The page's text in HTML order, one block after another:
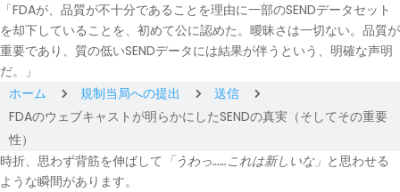
「FDAが、品質が不十分であることを理由に一部のSENDデータセット
を却下していることを、初めて公に認めた。曖昧さは一切ない。品質が
重要であり、質の低いSENDデータには結果が伴うという、明確な声明
だ。」
ホーム
5 規制当局への提出 5 送信 5
FDAのウェブキャストが明らかにしたSENDの真実（そしてその重要
性）
時折、思わず背筋を伸ばして 「うわっ……これは新しいな」 と思わせる
ような瞬間があります。